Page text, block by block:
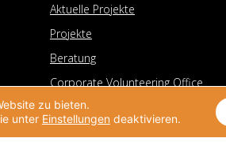
Aktuelle Projekte
Projekte
Beratung
Corporate Volunteering Office
Deutscher Preis für
Unternehmensengagement
zu bieten.
unter Einstellungen deaktivieren.